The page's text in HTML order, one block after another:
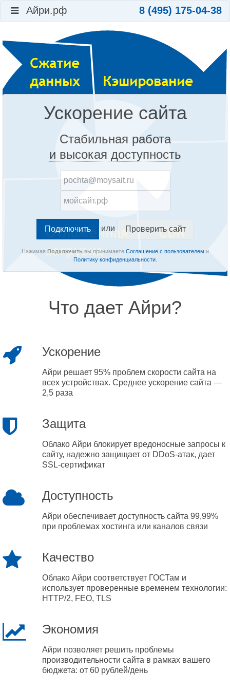
Айри.рф 8 (495) 175-04-38
Ускорение сайта
Стабильная работа
и высокая доступность
или Проверить сайт
Нажимая Подключитьвы принимаете Соглашение с пользователем и
Политику конфиденциальности.
Что дает Айри?
Ускорение
Айри решает 95% проблем скорости сайта на
всех устройствах. Среднее ускорение сайта —
2,5 раза
Защита
Облако Айри блокирует вредоносные запросы к
сайту, надежно защищает от DDoS-атак, дает
SSL-сертификат
Доступность
Айри обеспечивает доступность сайта 99,99%
при проблемах хостинга или каналов связи
Качество
Облако Айри соответствует ГОСТам и
использует проверенные временем технологии:
HTTP/2, FEO, TLS
Экономия
Айри позволяет решить проблемы
производительности сайта в рамках вашего
бюджета: от 60 рублей/день